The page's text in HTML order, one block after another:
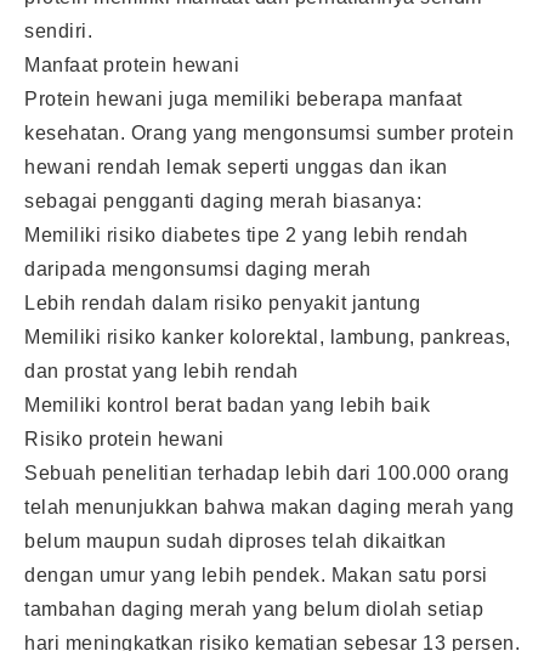
sendiri.
Manfaat protein hewani
Protein hewani juga memiliki beberapa manfaat
kesehatan. Orang yang mengonsumsi sumber protein
hewani rendah lemak seperti unggas dan ikan
sebagai pengganti daging merah biasanya:
Memiliki risiko diabetes tipe 2 yang lebih rendah
daripada mengonsumsi daging merah
Lebih rendah dalam risiko penyakit jantung
Memiliki risiko kanker kolorektal, lambung, pankreas,
dan prostat yang lebih rendah
Memiliki kontrol berat badan yang lebih baik
Risiko protein hewani
Sebuah penelitian terhadap lebih dari 100.000 orang
telah menunjukkan bahwa makan daging merah yang
belum maupun sudah diproses telah dikaitkan
dengan umur yang lebih pendek. Makan satu porsi
tambahan daging merah yang belum diolah setiap
hari meningkatkan risiko kematian sebesar 13 persen.